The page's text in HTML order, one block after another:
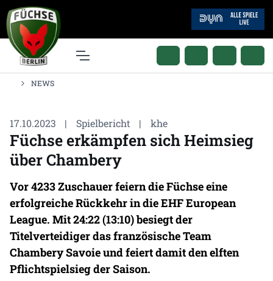
NEWS
17.10.2023 | Spielbericht | khe
Füchse erkämpfen sich Heimsieg
über Chambery
Vor 4233 Zuschauer feiern die Füchse eine
erfolgreiche Rückkehr in die EHF European
League. Mit 24:22 (13:10) besiegt der
Titelverteidiger das französische Team
Chambery Savoie und feiert damit den elften
Pflichtspielsieg der Saison.